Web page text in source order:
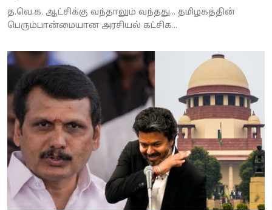
த.வெ.க. ஆட்சிக்கு வந்தாலும் வந்தது... தமிழகத்தின்
பெரும்பான்மையான அரசியல் கட்சிக...